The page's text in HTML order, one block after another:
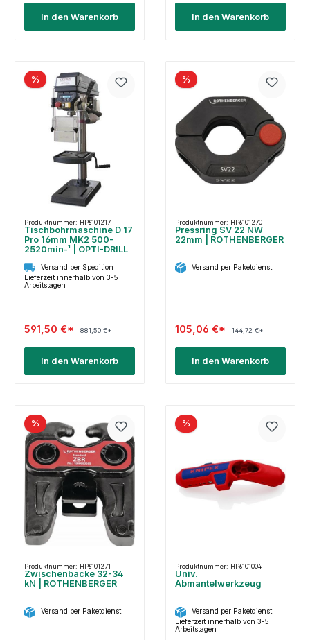
In den Warenkorb In den Warenkorb
%
Produktnummer: HP6101217
Tischbohrmaschine D 17
Pro 16mm MK2 500-
2520min-¹ | OPTI-DRILL
Versand per Spedition
Lieferzeit innerhalb von 3-5
Arbeitstagen
591,50 €* 881,50 €*
In den Warenkorb
%
Produktnummer: HP6101270
Pressring SV 22 NW
22mm | ROTHENBERGER
Versand per Paketdienst
105,06 €* 144,72 €*
In den Warenkorb
%
Produktnummer: HP6101271
Zwischenbacke 32-34
kN | ROTHENBERGER
Versand per Paketdienst
%
Produktnummer: HP6101004
Univ.
Abmantelwerkzeug
Versand per Paketdienst
Lieferzeit innerhalb von 3-5
Arbeitstagen